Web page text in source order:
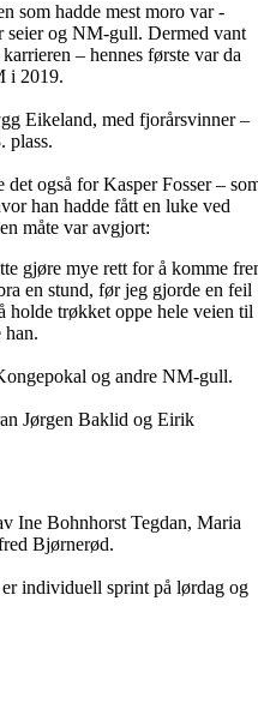
som hadde mest moro var -
seier og NM-gull. Dermed vant
– hennes første var da
i 2019.
Eikeland, med fjorårsvinner –
plass.
også for Kasper Fosser –
han hadde fått en luke ved
måte var avgjort:
gjøre mye rett for å komme
en stund, før jeg gjorde en feil
holde trøkket oppe hele veien til
han.
og andre NM-gull.
Jørgen Baklid og Eirik
Ine Bohnhorst Tegdan, Maria
Bjørnerød.
individuell sprint på lørdag og